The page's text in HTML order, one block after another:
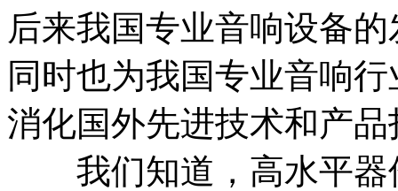
后来我国专业音响设备
同时也为我国专业音响
消化国外先进技术和产
我们知道，高水平器